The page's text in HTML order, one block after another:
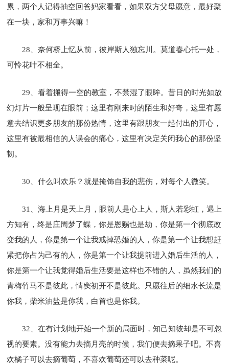
累，两个人记得抽空回爸妈家看看，如果双方父母愿意，最好聚
在一块，家和万事兴嘛！
28、奈何桥上忆从前，彼岸斯人独忘川。莫道春心托一处，
可怜花叶不相全。
29、看着搬得一空的教室，不禁湿了眼眸。昔日的时光如放
幻灯片一般呈现在眼前；这里有刚来时的陌生和好奇，这里有愿
意去结识更多朋友的那份热情，这里有跟朋友一起付出的开心，
这里有被最相信的人误会的痛心，这里有决定关闭我心的那份坚
韧。
30、什么叫欢乐？就是掩饰自我的悲伤，对每个人微笑。
31、海上月是天上月，眼前人是心上人，斯人若彩虹，遇上
方知有，终是庄周梦了蝶，你是恩赐也是劫，你是第一个彻底改
变我的人，你是第一个让我戒掉恐婚的人，你是第一个让我想赶
紧把你占为己有的人，你是第一个让我提前进入婚后生活的人，
你是第一个让我觉得婚后生活要是这样也不错的人，虽然我们的
青梅竹马不是彼此，情窦初开不是彼此。只愿往后的细水长流是
你我，柴米油盐是你我，白首也是你我。
32、在有计划地开始一个新的局面时，知己知彼却是不可忽
视的要素。没有能力去摘月亮的时候，我们便去摘果子吧。不喜
欢橘子可以去摘葡萄，不喜欢葡萄还可以去种菜呢。